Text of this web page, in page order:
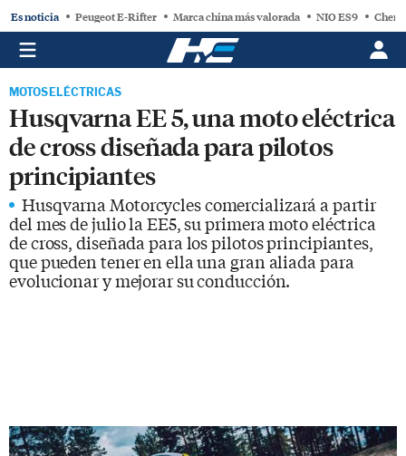
Es noticia Peugeot E-Rifter Marca china más valorada NIO ES9 Chery
MOTOS ELÉCTRICAS
Husqvarna EE 5, una moto eléctrica
de cross diseñada para pilotos
principiantes
Husqvarna Motorcycles comercializará a partir
del mes de julio la EE5, su primera moto eléctrica
de cross, diseñada para los pilotos principiantes,
que pueden tener en ella una gran aliada para
evolucionar y mejorar su conducción.